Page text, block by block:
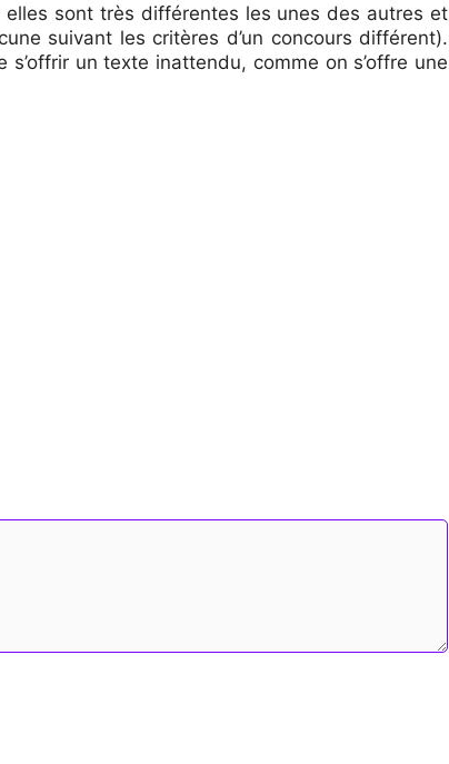
elles sont très différentes les unes des autres et
suivant les critères d’un concours différent).
un texte inattendu, comme on s’offre une